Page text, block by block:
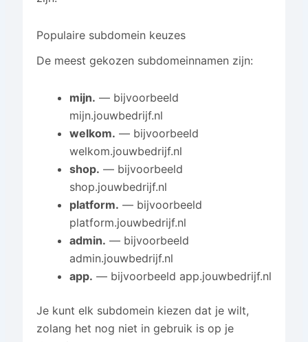
Populaire subdomein keuzes
De meest gekozen subdomeinnamen zijn:
mijn. — bijvoorbeeld
mijn.jouwbedrijf.nl
welkom. — bijvoorbeeld
welkom.jouwbedrijf.nl
shop. — bijvoorbeeld
shop.jouwbedrijf.nl
platform. — bijvoorbeeld
platform.jouwbedrijf.nl
admin. — bijvoorbeeld
admin.jouwbedrijf.nl
app. — bijvoorbeeld app.jouwbedrijf.nl
Je kunt elk subdomein kiezen dat je wilt,
zolang het nog niet in gebruik is op je